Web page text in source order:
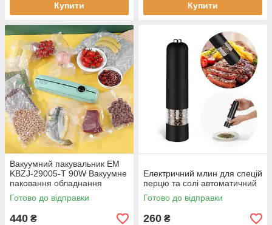
Купити Купити
Вакуумний пакувальник EM
KBZJ-29005-T 90W Вакуумне
паковання обладнання
Вакууматор ручної продуктів
Готово до відправки
440 ₴
Електричний млин для спецій
перцю та солі автоматичний
Готово до відправки
260 ₴